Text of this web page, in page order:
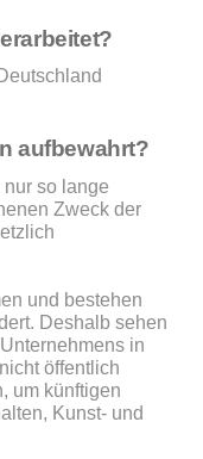
aufbewahrt?
so lange
Zweck der
und bestehen
Deshalb sehen
in
öffentlich
um künftigen
Kunst- und